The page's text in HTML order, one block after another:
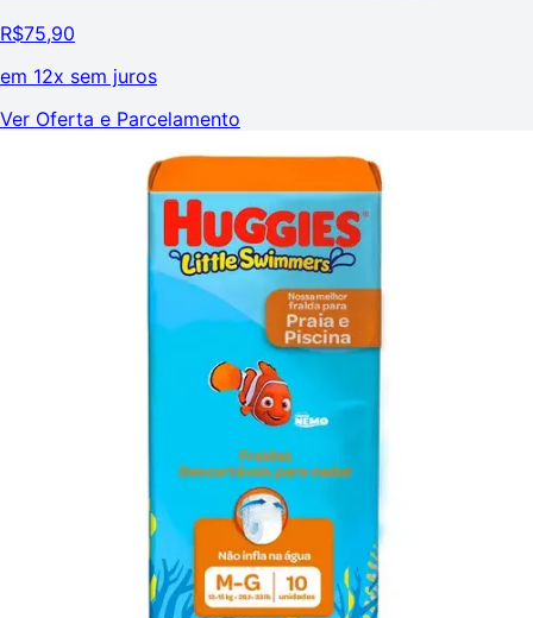
R$75,90
em 12x sem juros
Ver Oferta e Parcelamento